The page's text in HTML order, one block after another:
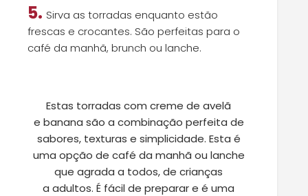
5. Sirva as torradas enquanto estão
frescas e crocantes. São perfeitas para o
café da manhã, brunch ou lanche.
Estas torradas comcreme deavelã
e banana são a combinação perfeita de
sabores, texturas e simplicidade. Esta é
uma opção de café da manhã ou lanche
que agrada a todos, de crianças
aadultos. É fácil de preparar e é uma